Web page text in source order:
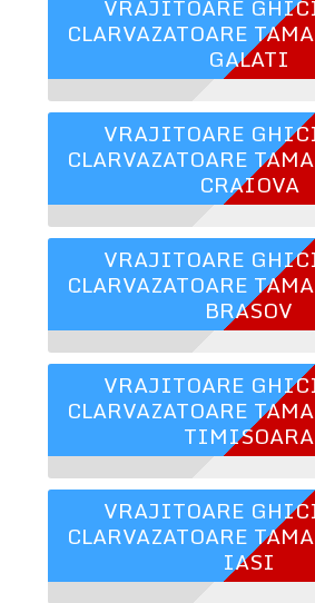
CLARVAZATOARE
GALATI
VRAJITOARE
CLARVAZATOARE
CRAIOVA
VRAJITOARE
CLARVAZATOARE
BRASOV
VRAJITOARE
CLARVAZATOARE
TIMISOARA
VRAJITOARE
CLARVAZATOARE
IASI